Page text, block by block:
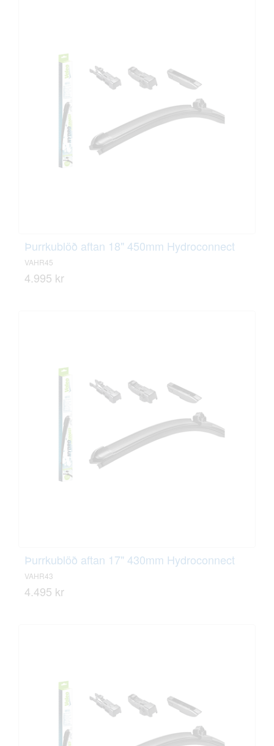
Þurrkublöð aftan 18" 450mm Hydroconnect
VAHR45
4.995 kr
Þurrkublöð aftan 17" 430mm Hydroconnect
VAHR43
4.495 kr